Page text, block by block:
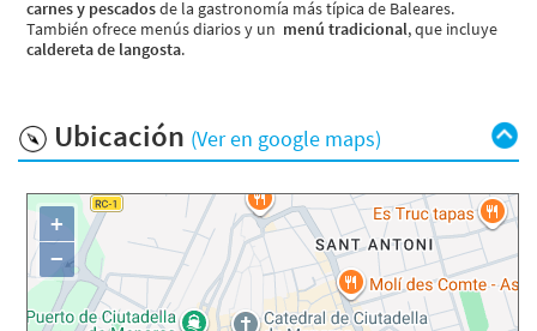
carnes y pescadosde la gastronomía más típica de Baleares.
También ofrece menús diarios y un menú tradicional, que incluye
caldereta de langosta.
Ubicación (Ver en google maps)
+
−